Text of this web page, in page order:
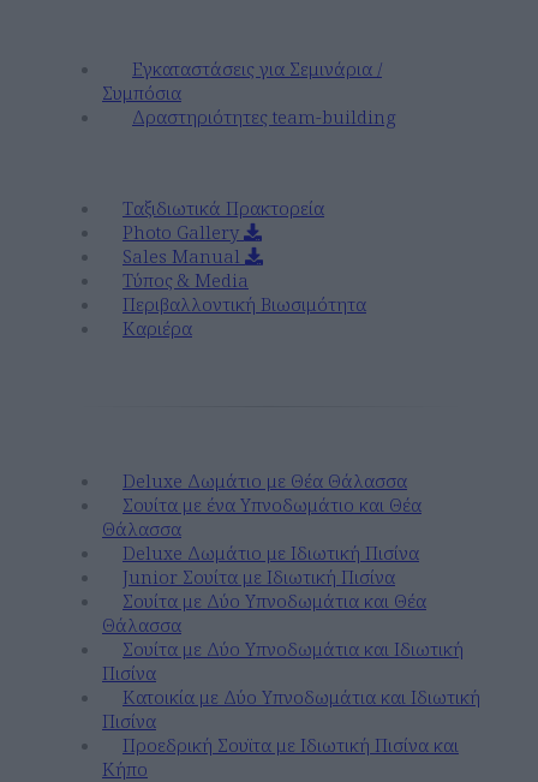
Εγκαταστάσεις για Σεμινάρια /
Συμπόσια
Δραστηριότητες team-building
Ταξιδιωτικά Πρακτορεία
Photo Gallery
Sales Manual
Τύπος & Media
Περιβαλλοντική Βιωσιμότητα
Καριέρα
Deluxe Δωμάτιο με Θέα Θάλασσα
Σουίτα με ένα Υπνοδωμάτιο και Θέα
Θάλασσα
Deluxe Δωμάτιο με Ιδιωτική Πισίνα
Junior Σουίτα με Ιδιωτική Πισίνα
Σουίτα με Δύο Υπνοδωμάτια και Θέα
Θάλασσα
Σουίτα με Δύο Υπνοδωμάτια και Ιδιωτική
Πισίνα
Κατοικία με Δύο Υπνοδωμάτια και Ιδιωτική
Πισίνα
Προεδρική Σουϊτα με Ιδιωτική Πισίνα και
Κήπο